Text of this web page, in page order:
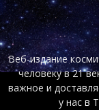
Веб-издание
человеку в 21
важное и
у нас в